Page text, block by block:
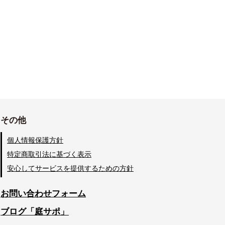
その他
個人情報保護方針
特定商取引法に基づく表示
安心してサービスを提供するための方針
お問い合わせフォーム
ブログ「庭サポ」